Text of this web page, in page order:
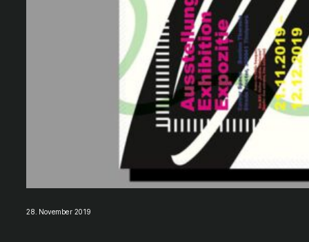
28. November 2019